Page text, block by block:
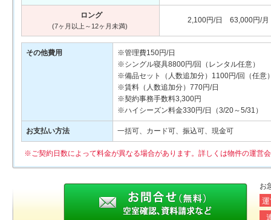
ロング
(7ヶ月以上～12ヶ月未満)
2,100円/日 63,000円/月
その他費用
※管理費150円/日
※シングル寝具8800円/回（レンタル任意）
※備品セット（人数追加分）1100円/回（任意
※賃料（人数追加分）770円/日
※契約事務手数料3,300円
※ハイシーズン料金330円/日（3/20～5/31）
お支払い方法 一括可、カード可、振込可、現金可
※ご契約日数によって料金が異なる場合があります。詳しくは物件の運営
お